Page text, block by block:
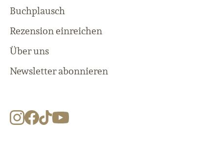
Buchplausch
Rezension einreichen
Über uns
Newsletter abonnieren